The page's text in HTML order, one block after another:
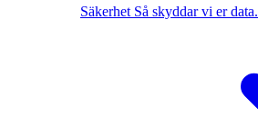
Säkerhet Så skyddar vi er data.